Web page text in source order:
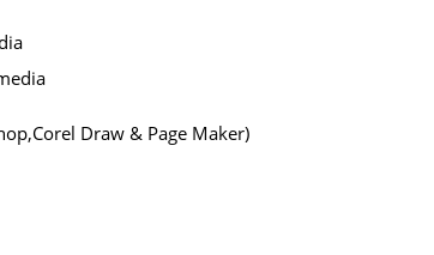
Draw & Page Maker)